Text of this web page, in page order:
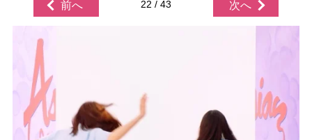
前へ 22 / 43 次へ